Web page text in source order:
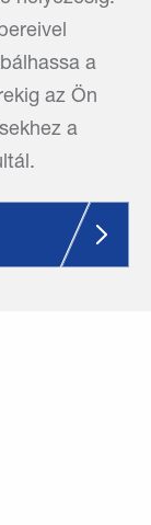
a
az Ön
a